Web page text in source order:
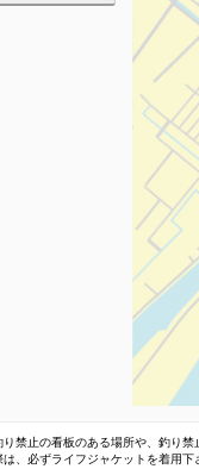
禁止の看板のある場所や、釣り禁
、必ずライフジャケットを着用下